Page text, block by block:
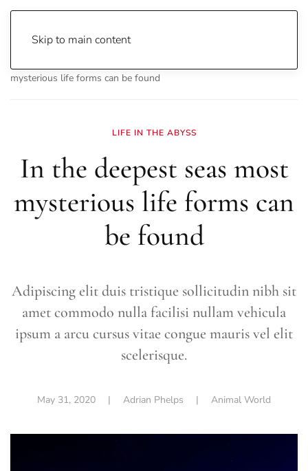
Skip to main content
mysterious life forms can be found
LIFE IN THE ABYSS
In the deepest seas most
mysterious life forms can
be found
Adipiscing elit duis tristique sollicitudin nibh sit
amet commodo nulla facilisi nullam vehicula
ipsum a arcu cursus vitae congue mauris vel elit
scelerisque.
May 31, 2020 | Adrian Phelps | Animal World